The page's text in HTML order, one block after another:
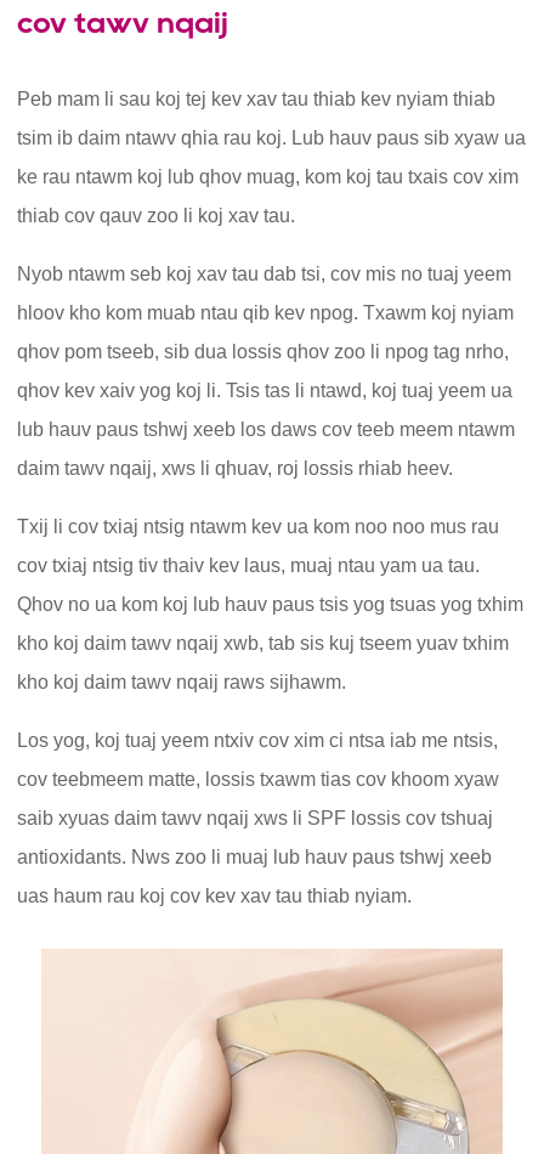
cov tawv nqaij
Peb mam li sau koj tej kev xav tau thiab kev nyiam thiab
tsim ib daim ntawv qhia rau koj. Lub hauv paus sib xyaw ua
ke rau ntawm koj lub qhov muag, kom koj tau txais cov xim
thiab cov qauv zoo li koj xav tau.
Nyob ntawm seb koj xav tau dab tsi, cov mis no tuaj yeem
hloov kho kom muab ntau qib kev npog. Txawm koj nyiam
qhov pom tseeb, sib dua lossis qhov zoo li npog tag nrho,
qhov kev xaiv yog koj li. Tsis tas li ntawd, koj tuaj yeem ua
lub hauv paus tshwj xeeb los daws cov teeb meem ntawm
daim tawv nqaij, xws li qhuav, roj lossis rhiab heev.
Txij li cov txiaj ntsig ntawm kev ua kom noo noo mus rau
cov txiaj ntsig tiv thaiv kev laus, muaj ntau yam ua tau.
Qhov no ua kom koj lub hauv paus tsis yog tsuas yog txhim
kho koj daim tawv nqaij xwb, tab sis kuj tseem yuav txhim
kho koj daim tawv nqaij raws sijhawm.
Los yog, koj tuaj yeem ntxiv cov xim ci ntsa iab me ntsis,
cov teebmeem matte, lossis txawm tias cov khoom xyaw
saib xyuas daim tawv nqaij xws li SPF lossis cov tshuaj
antioxidants. Nws zoo li muaj lub hauv paus tshwj xeeb
uas haum rau koj cov kev xav tau thiab nyiam.